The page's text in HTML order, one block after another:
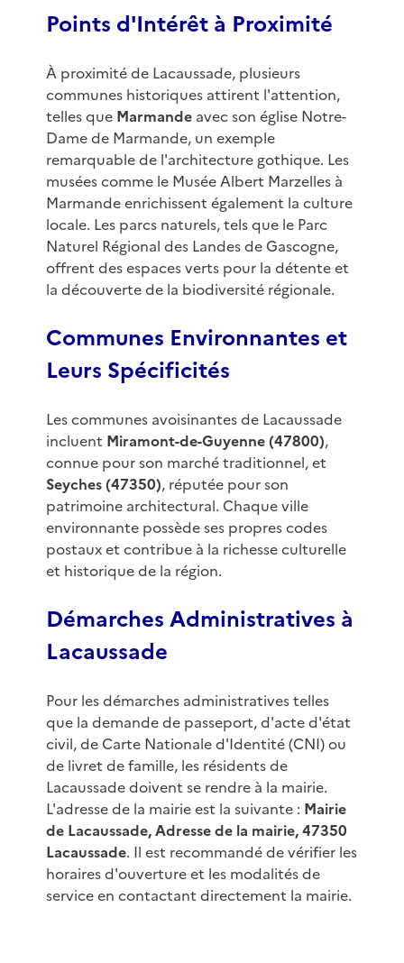
Points d'Intérêt à Proximité
À proximité de Lacaussade, plusieurs
communes historiques attirent l'attention,
telles que Marmandeavec son église Notre-
Dame de Marmande, un exemple
remarquable de l'architecture gothique. Les
musées comme le Musée Albert Marzelles à
Marmande enrichissent également la culture
locale. Les parcs naturels, tels que le Parc
Naturel Régional des Landes de Gascogne,
offrent des espaces verts pour la détente et
la découverte de la biodiversité régionale.
Communes Environnantes et
Leurs Spécificités
Les communes avoisinantes de Lacaussade
incluent Miramont-de-Guyenne (47800),
connue pour son marché traditionnel, et
Seyches (47350), réputée pour son
patrimoine architectural. Chaque ville
environnante possède ses propres codes
postaux et contribue à la richesse culturelle
et historique de la région.
Démarches Administratives à
Lacaussade
Pour les démarches administratives telles
que la demande de passeport, d'acte d'état
civil, de Carte Nationale d'Identité (CNI) ou
de livret de famille, les résidents de
Lacaussade doivent se rendre à la mairie.
L'adresse de la mairie est la suivante : Mairie
de Lacaussade, Adresse de la mairie, 47350
Lacaussade. Il est recommandé de vérifier les
horaires d'ouverture et les modalités de
service en contactant directement la mairie.